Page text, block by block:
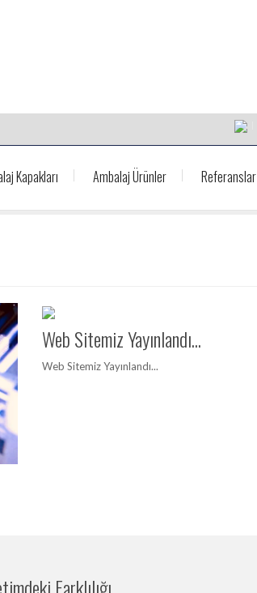
Kapakları Ambalaj Ürünler Referanslar
Web Sitemiz Yayınlandı...
Web Sitemiz Yayınlandı...